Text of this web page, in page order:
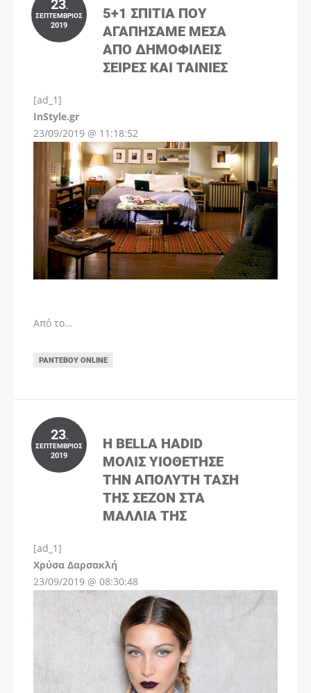
.
ΣΕΠΤΈΜΒΡΙΟΣ
2019
5+1 ΣΠΊΤΙΑ ΠΟΥ
ΑΓΑΠΉΣΑΜΕ ΜΈΣΑ
ΑΠΌ ΔΗΜΟΦΙΛΕΊΣ
ΣΕΙΡΈΣ ΚΑΙ ΤΑΙΝΊΕΣ
[ad_1]
InStyle.gr
23/09/2019 @ 11:18:52
Από το…
ΡΑΝΤΕΒΟΎ ONLINE
23.
ΣΕΠΤΈΜΒΡΙΟΣ
2019
Η BELLA HADID
ΜΌΛΙΣ ΥΙΟΘΈΤΗΣΕ
ΤΗΝ ΑΠΌΛΥΤΗ ΤΆΣΗ
ΤΗΣ ΣΕΖΌΝ ΣΤΑ
ΜΑΛΛΙΆ ΤΗΣ
[ad_1]
Χρύσα Δαρσακλή
23/09/2019 @ 08:30:48